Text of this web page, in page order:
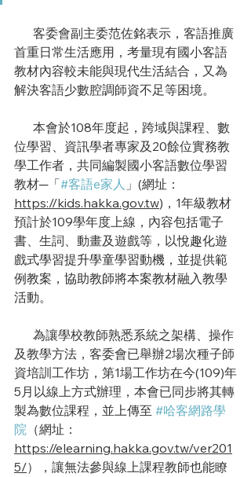
首重日常生活應用，考量現有國小客語
教材內容較未能與現代生活結合，又為
解決客語少數腔調師資不足等困境。
      本會於108年度起，
跨域與課程、數
位學習、資訊學者專家及20餘位實務教
學工作者，共同編製國小客語數位學習
教材─「#客語e家人 」(網址：
https://kids.hakka.gov.tw)，1年級教材
預計於109學年度上線，內容包括電子
書、生詞、動畫及遊戲等， 以悅趣化遊
戲式學習提升學童學習動機，並提供範
例教案，協助教師將本案教材融入教學
活動。
及教學方法，客委會已舉辦2場次種子師
資培訓工作坊，第1場工作坊在今(109)年
5月以線上方式辦理，本會已同步將其轉
製為數位課程，並上傳至 #哈客網路學
院 （網址：
https://elearning.hakka.gov.tw/ver201
5/），讓無法參與線上課程教師也能瞭